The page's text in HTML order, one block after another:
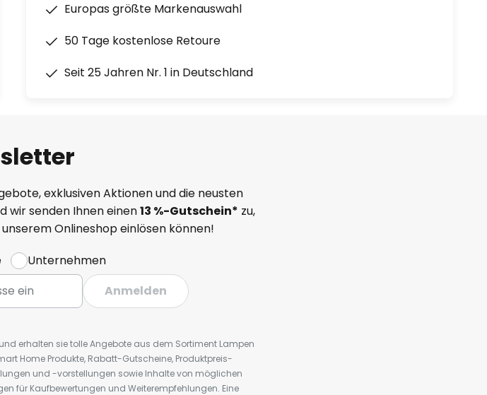
Europas größte Markenauswahl
50 Tage kostenlose Retoure
Seit 25 Jahren Nr. 1 in Deutschland
exklusiven Aktionen und die neusten
wir senden Ihnen einen13 %-Gutschein* zu,
Onlineshop einlösen können!
Unternehmen
Anmelden
erhalten sie tolle Angebote aus dem Sortiment Lampen
Home Produkte, Rabatt-Gutscheine, Produktpreis-
und -vorstellungen sowie Inhalte von möglichen
für Kaufbewertungen und Weiterempfehlungen. Eine